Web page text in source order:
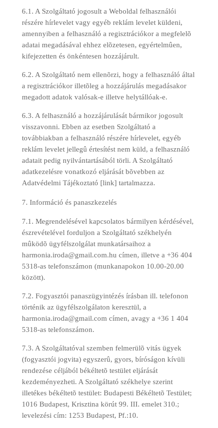
6.1. A Szolgáltató jogosult a Weboldal felhasználói
részére hírlevelet vagy egyéb reklám levelet küldeni,
amennyiben a felhasználó a regisztrációkor a megfelelõ
adatai megadásával ehhez elõzetesen, egyértelmûen,
kifejezetten és önkéntesen hozzájárult.
6.2. A Szolgáltató nem ellenõrzi, hogy a felhasználó által
a regisztrációkor illetõleg a hozzájárulás megadásakor
megadott adatok valósak-e illetve helytállóak-e.
6.3. A felhasználó a hozzájárulását bármikor jogosult
visszavonni. Ebben az esetben Szolgáltató a
továbbiakban a felhasználó részére hírlevelet, egyéb
reklám levelet jellegû értesítést nem küld, a felhasználó
adatait pedig nyilvántartásából törli. A Szolgáltató
adatkezelésre vonatkozó eljárását bõvebben az
Adatvédelmi Tájékoztató [link] tartalmazza.
Információ és panaszkezelés
7.1. Megrendelésével kapcsolatos bármilyen kérdésével,
észrevételével forduljon a Szolgáltató székhelyén
mûködõ ügyfélszolgálat munkatársaihoz a
harmonia.iroda@gmail.com.hu címen, illetve a +36 404
5318-as telefonszámon (munkanapokon 10.00-20.00
között).
7.2. Fogyasztói panaszügyintézés írásban ill. telefonon
történik az ügyfélszolgálaton keresztül, a
harmonia.iroda@gmail.com címen, avagy a +36 1 404
5318-as telefonszámon.
7.3. A Szolgáltatóval szemben felmerülõ vitás ügyek
(fogyasztói jogvita) egyszerû, gyors, bíróságon kívüli
rendezése céljából békéltetõ testület eljárását
kezdeményezheti. A Szolgáltató székhelye szerint
illetékes békéltetõ testület: Budapesti Békéltetõ Testület;
1016 Budapest, Krisztina körút 99. III. emelet 310.;
levelezési cím: 1253 Budapest, Pf.:10.